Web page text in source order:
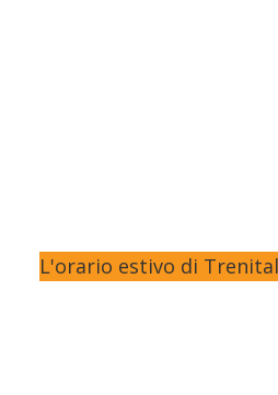
L'orario estivo di